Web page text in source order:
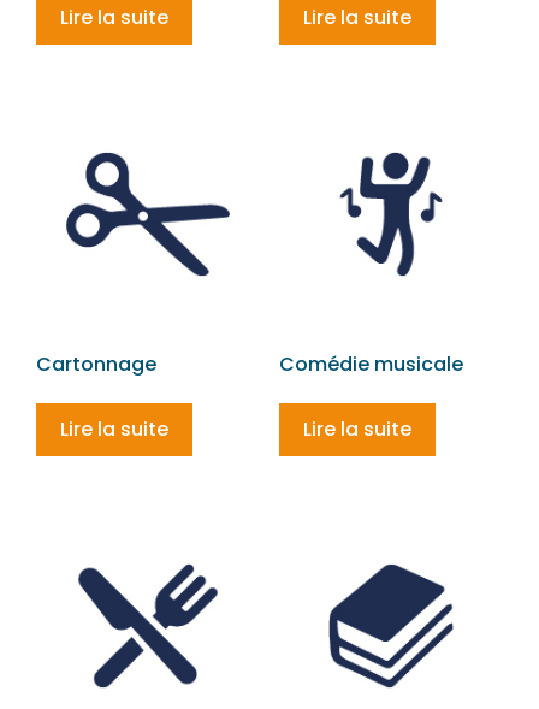
Lire la suite Lire la suite
Cartonnage
Lire la suite
Comédie musicale
Lire la suite